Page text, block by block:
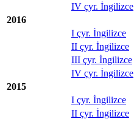
IV çyr. İngilizce
2016
I çyr. İngilizce
II çyr. İngilizce
III çyr. İngilizce
IV çyr. İngilizce
2015
I çyr. İngilizce
II çyr. İngilizce